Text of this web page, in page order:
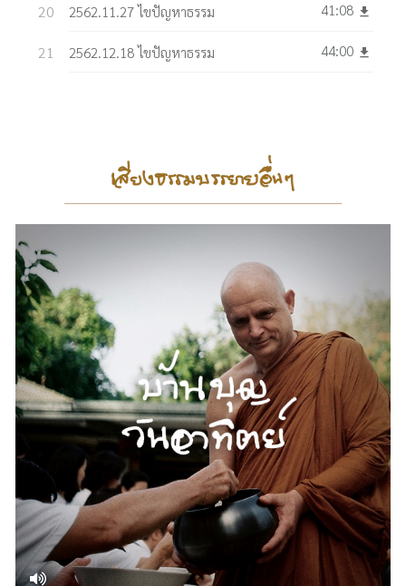
2562.11.27 ไขปัญหาธรรม 41:08 get_app
2562.12.18 ไขปัญหาธรรม 44:00 get_app